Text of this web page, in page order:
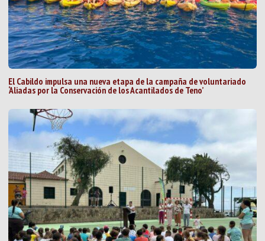
El Cabildo impulsa una nueva etapa de la campaña de voluntariado
‘Aliadas por la Conservación de los Acantilados de Teno’